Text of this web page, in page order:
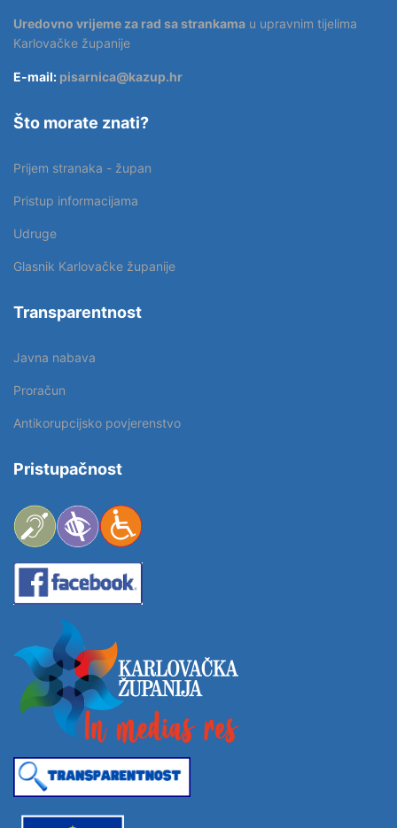
Uredovno vrijeme za rad sa strankama u upravnim tijelima
Karlovačke županije
E-mail: pisarnica@kazup.hr
Što morate znati?
Prijem stranaka - župan
Pristup informacijama
Udruge
Glasnik Karlovačke županije
Transparentnost
Javna nabava
Proračun
Antikorupcijsko povjerenstvo
Pristupačnost